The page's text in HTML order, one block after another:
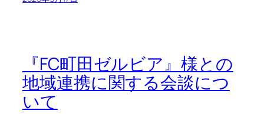
『FC町田ゼルビア』様との
地域連携に関する会談につ
いて